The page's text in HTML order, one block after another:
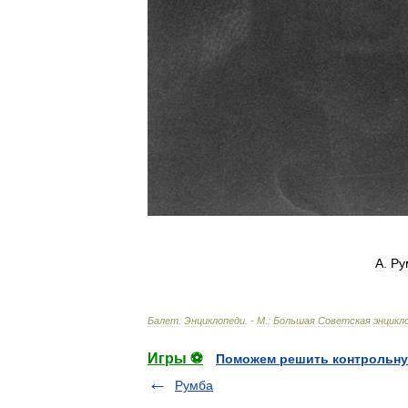
А
Балет Энциклопеди . - М : Большая Советская
Игры ⚽
Поможем решить
Румба